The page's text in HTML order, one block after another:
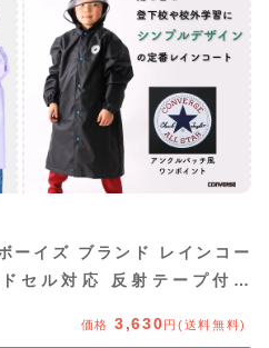
ーイズ ブランド レインコー
セル対応 反射テープ付き
撥水 防水 小学生 男の子 男児
価格 3,630 円(送料無料)